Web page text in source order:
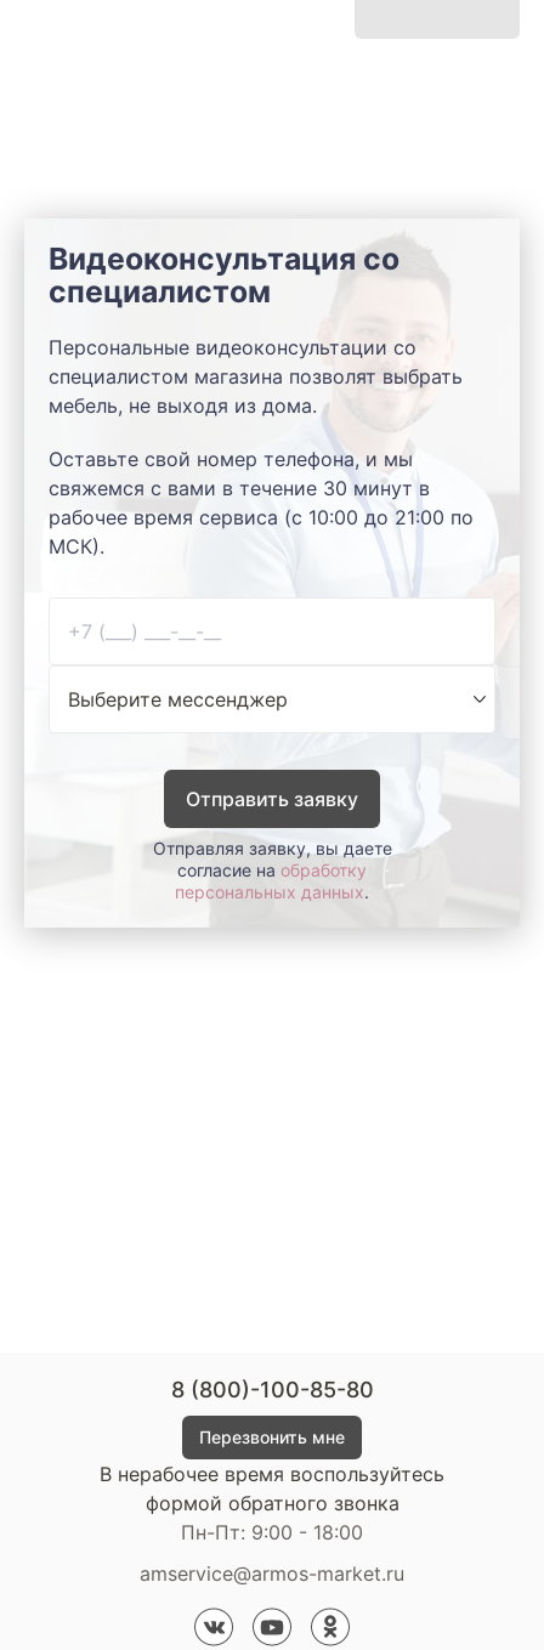
Видеоконсультация со
специалистом
Персональные видеоконсультации со
специалистом магазина позволят выбрать
мебель, не выходя из дома.
Оставьте свой номер телефона, и мы
свяжемся с вами в течение 30 минут в
рабочее время сервиса (с 10:00 до 21:00 по
МСК).
Отправить заявку
Отправляя заявку, вы даете
согласие на обработку
персональных данных.
8 (800)-100-85-80
Перезвонить мне
В нерабочее время воспользуйтесь
формой обратного звонка
Пн-Пт: 9:00 - 18:00
amservice@armos-market.ru